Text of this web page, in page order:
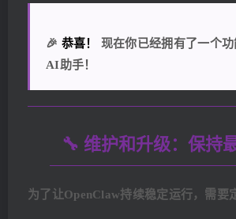
🎉 恭喜！
现在你已经拥有了一个
AI助手！
🔧 维护和升级：保持
为了让OpenClaw持续稳定运行，需要